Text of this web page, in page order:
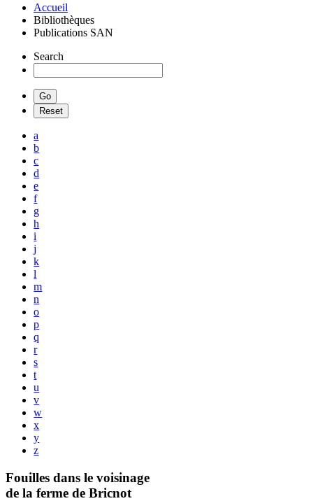
Accueil
Bibliothèques
Publications SAN
Search
a
b
c
d
e
f
g
h
i
j
k
l
m
n
o
p
q
r
s
t
u
v
w
x
y
z
Fouilles dans le voisinage
de la ferme de Bricnot